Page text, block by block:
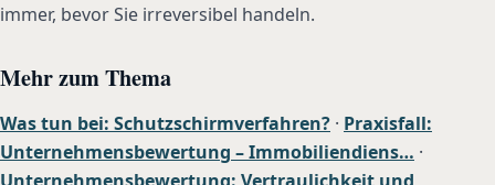
immer, bevor Sie irreversibel handeln.
Mehr zum Thema
Was tun bei: Schutzschirmverfahren? · Praxisfall:
Unternehmensbewertung – Immobiliendiens… ·
Unternehmensbewertung: Vertraulichkeit und